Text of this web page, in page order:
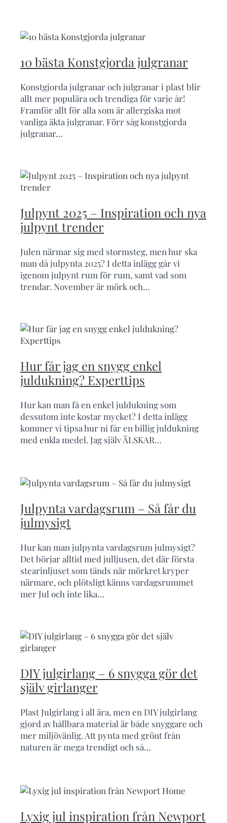
10 bästa Konstgjorda julgranar
Konstgjorda julgranar och julgranar i plast blir
allt mer populära och trendiga för varje år!
Framför allt för alla som är allergiska mot
vanliga äkta julgranar. Förr såg konstgjorda
julgranar…
Julpynt 2025 – Inspiration och nya
julpynt trender
Julen närmar sig med stormsteg, men hur ska
man då julpynta 2025? I detta inlägg går vi
igenom julpynt rum för rum, samt vad som
trendar. November är mörk och…
Hur får jag en snygg enkel
juldukning? Experttips
Hur kan man få en enkel juldukning som
dessutom inte kostar mycket? I detta inlägg
kommer vi tipsa hur ni får en billig juldukning
med enkla medel. Jag själv ÄLSKAR…
Julpynta vardagsrum – Så får du
julmysigt
Hur kan man julpynta vardagsrum julmysigt?
Det börjar alltid med julljusen, det där första
stearinljuset som tänds när mörkret kryper
närmare, och plötsligt känns vardagsrummet
mer Jul och inte lika…
DIY julgirlang – 6 snygga gör det
själv girlanger
Plast Julgirlang i all ära, men en DIY julgirlang
gjord av hållbara material är både snyggare och
mer miljövänlig. Att pynta med grönt från
naturen är mega trendigt och så…
Lyxig jul inspiration från Newport